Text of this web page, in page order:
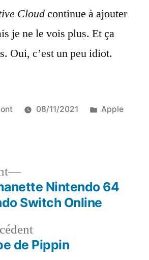
Cloudcontinue à ajouter
je ne le vois plus. Et ça
Oui, c’est un peu idiot.
08/11/2021
Publié
Apple
Article
précédent :
de Pippin
Article
suivant :Nintendo 64
Switch Online